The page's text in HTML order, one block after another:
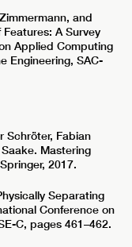
and
A Survey
Applied Computing
Engineering, SAC-
Schröter, Fabian
Mastering
2017.
Separating
Conference on
C, pages 461–462.